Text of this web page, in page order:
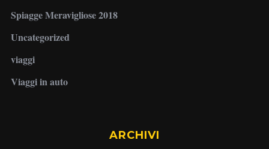
Spiagge Meravigliose 2018
Uncategorized
viaggi
Viaggi in auto
ARCHIVI